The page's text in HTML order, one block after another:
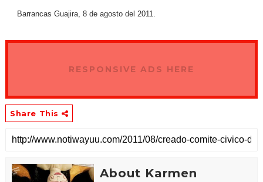
Barrancas Guajira, 8 de agosto del 2011.
RESPONSIVE ADS HERE
Share This
About Karmen